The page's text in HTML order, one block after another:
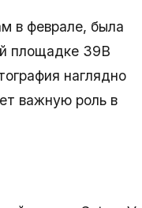
в феврале, была
площадке 39B
наглядно
важную роль в